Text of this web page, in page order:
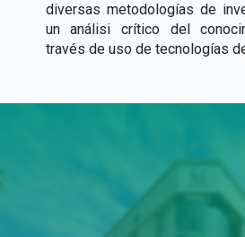
diversas metodologías de
un análisi crítico del
través de uso de tecnologías